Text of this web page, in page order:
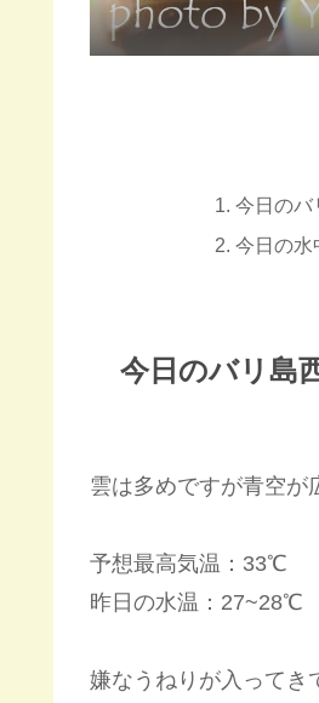
今日のバ
今日の水
今日のバリ島
雲は多めですが青空が
予想最高気温：33℃
昨日の水温：27~28℃
嫌なうねりが入ってき